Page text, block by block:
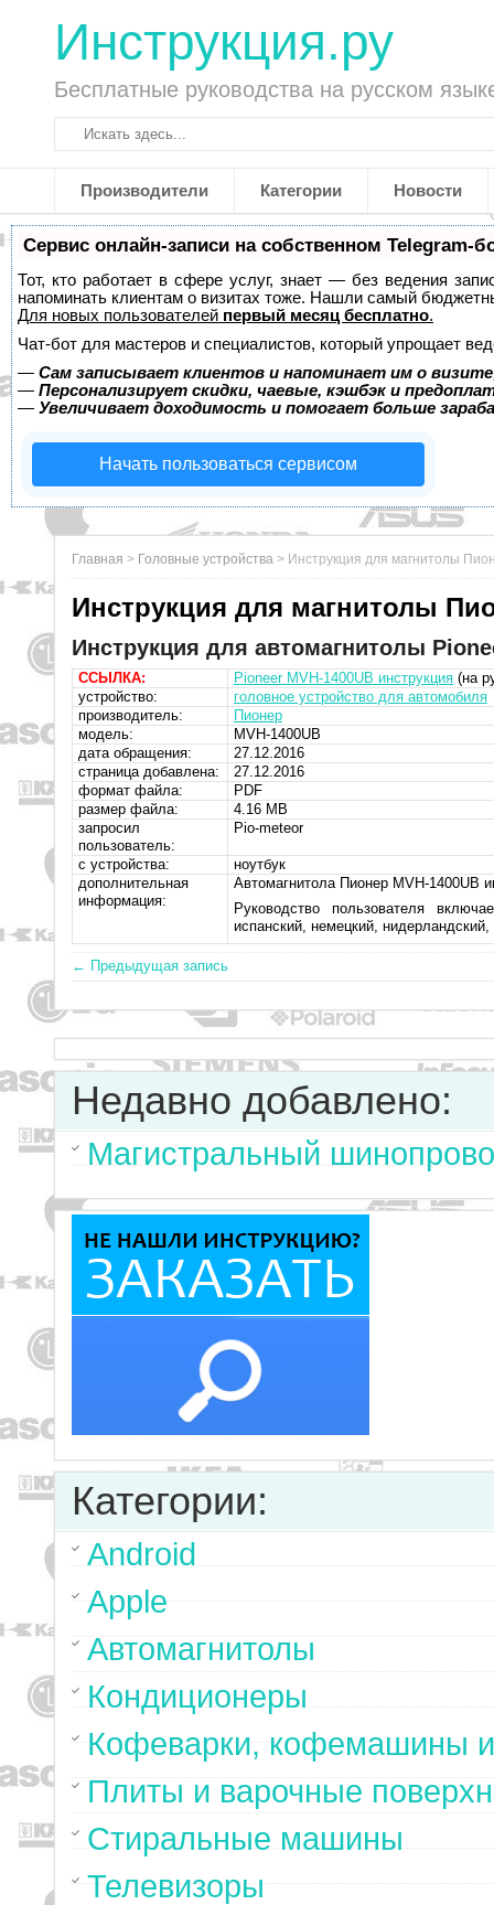
Инструкция.ру
Бесплатные руководства на русском
Производители Категории Новости
Сервис онлайн-записи на собственном Telegram-
Тот, кто работает в сфере услуг, знает — без ведения
напоминать клиентам о визитах тоже. Нашли самый
Для новых пользователей первый месяц бесплатно.
Чат-бот для мастеров и специалистов, который упрощает
— Сам записывает клиентов и напоминает им о
— Персонализирует скидки, чаевые, кэшбэк и
— Увеличивает доходимость и помогает больше
Начать пользоваться сервисом
Главная > Головные устройства > Инструкция для магнитолы
Инструкция для магнитолы
Инструкция для автомагнитолы
ССЫЛКА: Pioneer MVH-1400UB инструкция (на
устройство:
головное устройство для автомобиля
производитель:
Пионер
модель:
MVH-1400UB
дата обращения:
27.12.2016
страница добавлена:
27.12.2016
формат файла:
PDF
размер файла:
4.16 MB
запросил
пользователь:
Pio-meteor
с устройства:
ноутбук
дополнительная
информация:
Автомагнитола Пионер MVH-1400UB
Руководство пользователя
испанский, немецкий, нидерландский,
← Предыдущая запись
Недавно добавлено:
Магистральный
Категории:
Android
Apple
Автомагнитолы
Кондиционеры
Кофеварки, кофемашины
Плиты и варочные
Стиральные машины
Телевизоры